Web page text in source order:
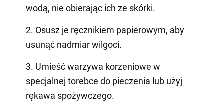
wodą, nie obierając ich ze skórki.
2. Osusz je ręcznikiem papierowym, aby
usunąć nadmiar wilgoci.
3. Umieść warzywa korzeniowe w
specjalnej torebce do pieczenia lub użyj
rękawa spożywczego.